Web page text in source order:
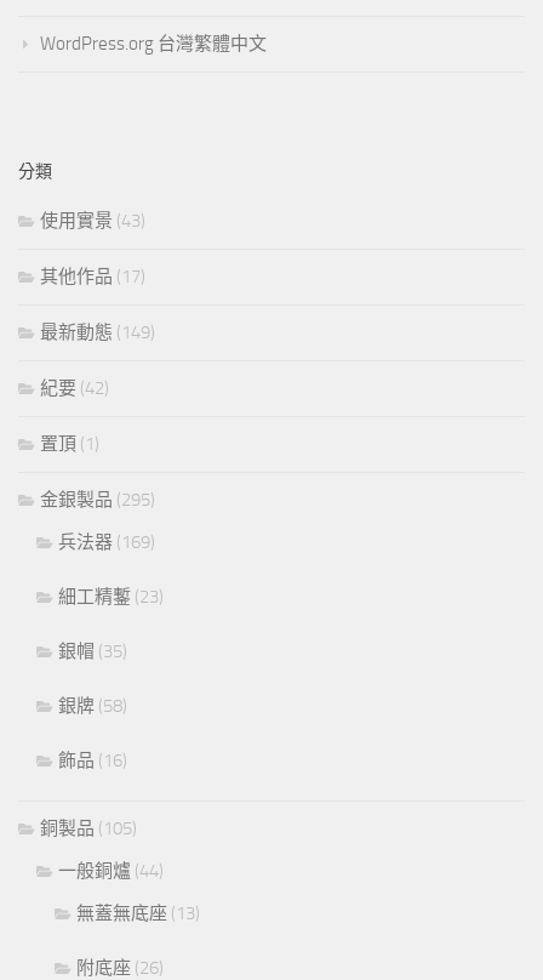
WordPress.org 台灣繁體中文
分類
使用實景 (43)
其他作品 (17)
最新動態 (149)
紀要 (42)
置頂 (1)
金銀製品 (295)
兵法器 (169)
細工精鏨 (23)
銀帽 (35)
銀牌 (58)
飾品 (16)
銅製品 (105)
一般銅爐 (44)
無蓋無底座 (13)
附底座 (26)